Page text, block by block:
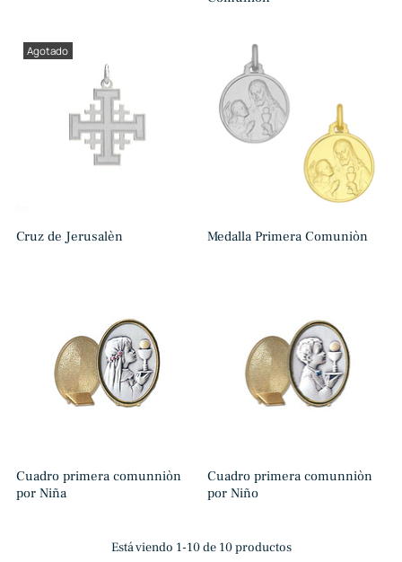
Agotado
Cruz de Jerusalèn Medalla Primera Comuniòn
Cuadro primera comunniòn
por Niña
Cuadro primera comunniòn
por Niño
Está viendo 1-10 de 10 productos